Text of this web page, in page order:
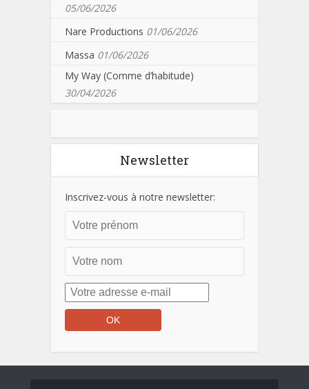
05/06/2026
Nare Productions 01/06/2026
Massa 01/06/2026
My Way (Comme d’habitude)
30/04/2026
Newsletter
Inscrivez-vous à notre newsletter: